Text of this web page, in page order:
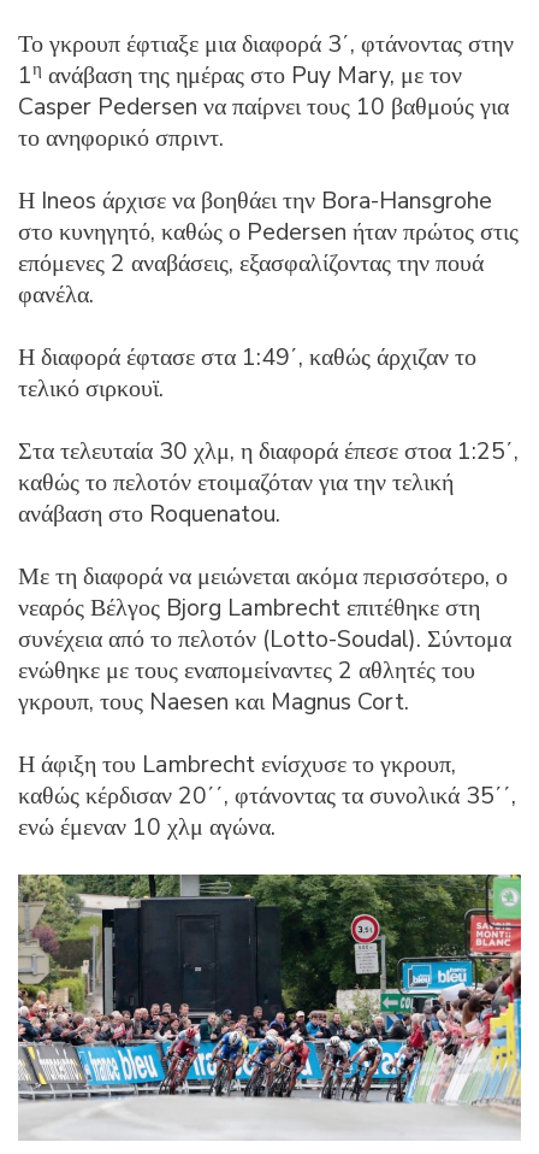
Το γκρουπ έφτιαξε μια διαφορά 3΄, φτάνοντας στην
1η ανάβαση της ημέρας στο Puy Mary, με τον
Casper Pedersen να παίρνει τους 10 βαθμούς για
το ανηφορικό σπριντ.
Η Ineos άρχισε να βοηθάει την Bora-Hansgrohe
στο κυνηγητό, καθώς ο Pedersen ήταν πρώτος στις
επόμενες 2 αναβάσεις, εξασφαλίζοντας την πουά
φανέλα.
Η διαφορά έφτασε στα 1:49΄, καθώς άρχιζαν το
τελικό σιρκουϊ.
Στα τελευταία 30 χλμ, η διαφορά έπεσε στοα 1:25΄,
καθώς το πελοτόν ετοιμαζόταν για την τελική
ανάβαση στο Roquenatou.
Με τη διαφορά να μειώνεται ακόμα περισσότερο, ο
νεαρός Βέλγος Bjorg Lambrecht επιτέθηκε στη
συνέχεια από το πελοτόν (Lotto-Soudal). Σύντομα
ενώθηκε με τους εναπομείναντες 2 αθλητές του
γκρουπ, τους Naesen και Magnus Cort.
Η άφιξη του Lambrecht ενίσχυσε το γκρουπ,
καθώς κέρδισαν 20΄΄, φτάνοντας τα συνολικά 35΄΄,
ενώ έμεναν 10 χλμ αγώνα.